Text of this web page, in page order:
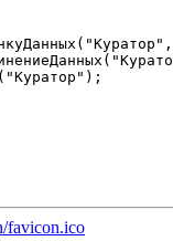
favicon.ico